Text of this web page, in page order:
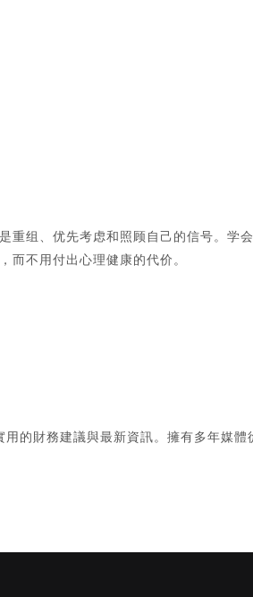
重组、优先考虑和照顾自己的信号。学
不用付出心理健康的代价。
的財務建議與最新資訊。擁有多年媒體